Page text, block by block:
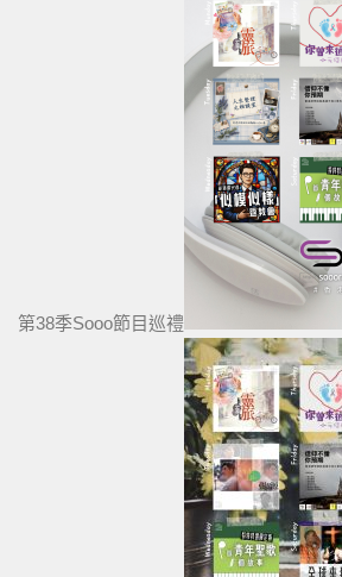
第38季Sooo節目巡禮